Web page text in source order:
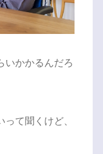
いかかるんだろ
って聞くけど、